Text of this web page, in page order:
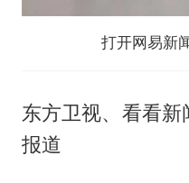
打开网易新
东方卫视、看看
报道